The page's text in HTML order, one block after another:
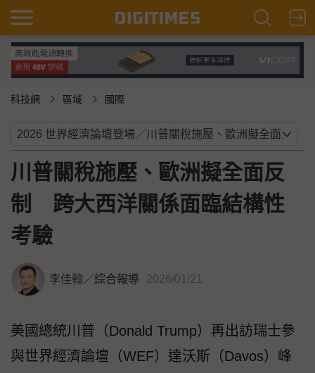
科技網 區域 國際
川普關稅施壓、歐洲擬全面反
制 跨大西洋關係面臨結構性
考驗
李佳翰／綜合報導 2026/01/21
美國總統川普（Donald Trump）再出訪瑞士參
與世界經濟論壇（WEF）達沃斯（Davos）峰